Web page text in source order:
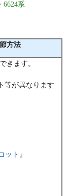
6624系
方法
きます。
等が異なります
ット 』